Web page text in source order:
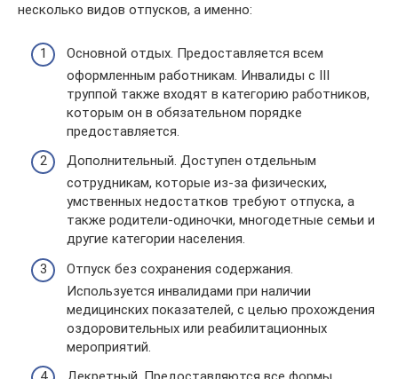
несколько видов отпусков, а именно:
Основной отдых. Предоставляется всем
оформленным работникам. Инвалиды с III
труппой также входят в категорию работников,
которым он в обязательном порядке
предоставляется.
Дополнительный. Доступен отдельным
сотрудникам, которые из-за физических,
умственных недостатков требуют отпуска, а
также родители-одиночки, многодетные семьи и
другие категории населения.
Отпуск без сохранения содержания.
Используется инвалидами при наличии
медицинских показателей, с целью прохождения
оздоровительных или реабилитационных
мероприятий.